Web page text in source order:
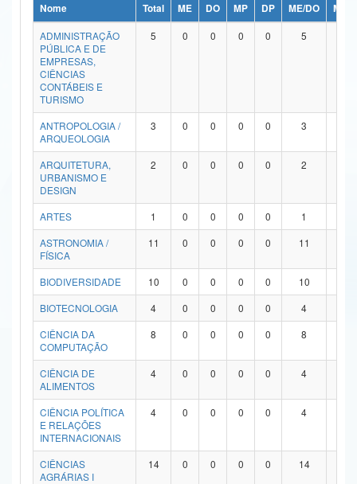
Ministério da Ciência, Tecnologia, Inovações e Comunicações
Ministério do Meio Ambiente
Ministério do Turismo
Ministério do Desenvolvimento Regional
Controladoria-Geral da União
Ministério da Mulher, da Família e dos Direitos Humanos
Secretaria de Governo
Advocacia-Geral da União
Banco Central do Brasil
Nome Total ME DO MP DP ME/DO
MP/
ADMINISTRAÇÃO
PÚBLICA E DE
EMPRESAS,
CIÊNCIAS
CONTÁBEIS E
TURISMO
5 0 0 0 0 5
ANTROPOLOGIA /
ARQUEOLOGIA
3 0 0 0 0 3
ARQUITETURA,
URBANISMO E
DESIGN
2 0 0 0 0 2
ARTES 1 0 0 0 0 1
ASTRONOMIA /
FÍSICA
11 0 0 0 0 11
BIODIVERSIDADE 10 0 0 0 0 10
BIOTECNOLOGIA
4 0 0 0 0 4
CIÊNCIA DA
COMPUTAÇÃO
8 0 0 0 0 8
CIÊNCIA DE
ALIMENTOS
4 0 0 0 0 4
CIÊNCIA POLÍTICA
E RELAÇÕES
INTERNACIONAIS
4 0 0 0 0 4
CIÊNCIAS
AGRÁRIAS I
14 0 0 0 0 14